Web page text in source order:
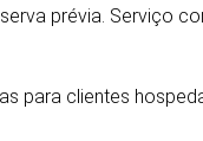
prévia. Serviço
para clientes